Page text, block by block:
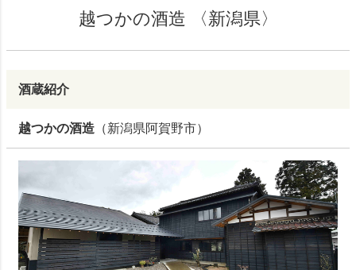
越つかの酒造 〈新潟県〉
酒蔵紹介
越つかの酒造 （新潟県阿賀野市）